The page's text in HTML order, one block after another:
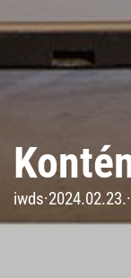
iwds·2024.02.23.·